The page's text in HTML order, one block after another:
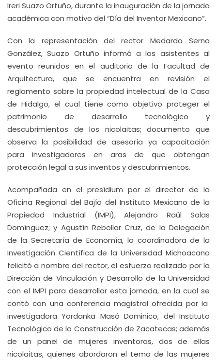
Ireri Suazo Ortuño, durante la inauguración de la jornada
académica con motivo del “Día del Inventor Mexicano”.
Con la representación del rector Medardo Serna
González, Suazo Ortuño informó a los asistentes al
evento reunidos en el auditorio de la Facultad de
Arquitectura, que se encuentra en revisión el
reglamento sobre la propiedad intelectual de la Casa
de Hidalgo, el cual tiene como objetivo proteger el
patrimonio de desarrollo tecnológico y
descubrimientos de los nicolaitas; documento que
observa la posibilidad de asesoría ya capacitación
para investigadores en aras de que obtengan
protección legal a sus inventos y descubrimientos.
Acompañada en el presídium por el director de la
Oficina Regional del Bajío del Instituto Mexicano de la
Propiedad Industrial (IMPI), Alejandro Raúl Salas
Domínguez; y Agustín Rebollar Cruz, de la Delegación
de la Secretaría de Economía, la coordinadora de la
Investigación Científica de la Universidad Michoacana
felicitó a nombre del rector, el esfuerzo realizado por la
Dirección de Vinculación y Desarrollo de la Universidad
con el IMPI para desarrollar esta jornada, en la cual se
contó con una conferencia magistral ofrecida por la
investigadora Yordanka Masó Dominico, del Instituto
Tecnológico de la Construcción de Zacatecas; además
de un panel de mujeres inventoras, dos de ellas
nicolaitas, quienes abordaron el tema de las mujeres